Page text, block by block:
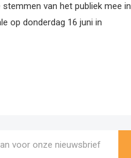
van het publiek mee in
op donderdag 16 juni in